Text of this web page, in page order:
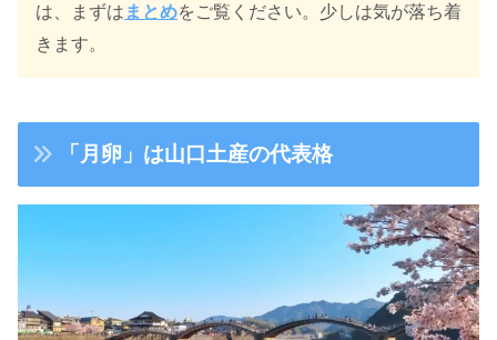
は、まずは まとめをご覧ください。少しは気が落ち着
きます。
「月卵」は山口土産の代表格